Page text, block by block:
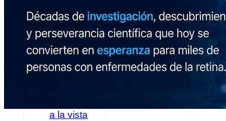
Publicaciones
Canal
Retina
Guías y
a la vista